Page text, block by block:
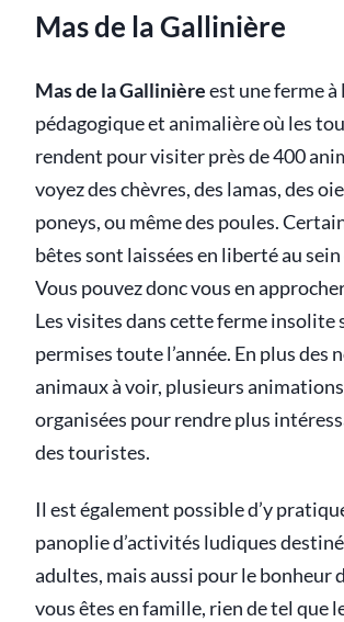
Mas de la Gallinière
Mas de la Gallinièreest une ferme à
pédagogique et animalière où les
rendent pour visiter près de 400
voyez des chèvres, des lamas, des
poneys, ou même des poules.
bêtes sont laissées en liberté au sein
Vous pouvez donc vous en
Les visites dans cette ferme insolite
permises toute l’année. En plus des
animaux à voir, plusieurs
organisées pour rendre plus
des touristes.
Il est également possible d’y
panoplie d’activités ludiques
adultes, mais aussi pour le bonheur
vous êtes en famille, rien de tel que